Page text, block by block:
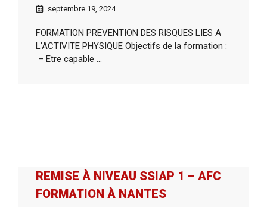
septembre 19, 2024
FORMATION PREVENTION DES RISQUES LIES A
L’ACTIVITE PHYSIQUE Objectifs de la formation :
– Etre capable ...
REMISE À NIVEAU SSIAP 1 – AFC
FORMATION À NANTES